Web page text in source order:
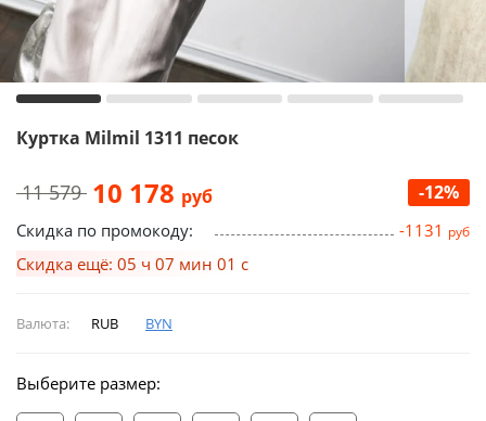
Куртка Milmil 1311 песок
11 579 10 178 руб -12%
Скидка по промокоду: -1131 руб
Скидка ещё: 05 ч 07 мин 01 с
Валюта: RUB BYN
Выберите размер: